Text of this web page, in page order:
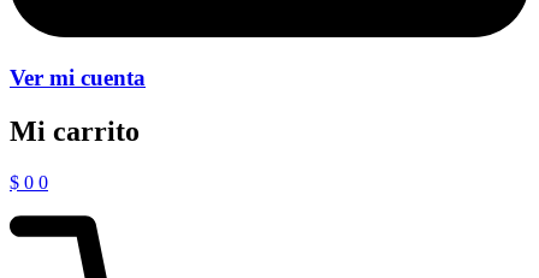
Ver mi cuenta
Mi carrito
$ 0 0